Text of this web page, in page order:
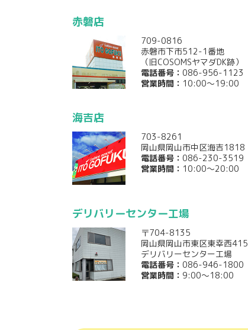
赤磐店
709-0816
赤磐市下市512-1番地
（旧COSOMSヤマダDK跡）
電話番号： 086-956-1123
営業時間： 10:00～19:00
海吉店
703-8261
岡山県岡山市中区海吉1818
電話番号： 086-230-3519
営業時間： 10:00～20:00
デリバリーセンター工場
〒704-8135
岡山県岡山市東区東幸西415
デリバリーセンター工場
電話番号： 086-946-1800
営業時間： 9:00～18:00